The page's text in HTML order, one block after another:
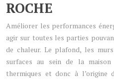
ROCHE
Améliorer les performances
agir sur toutes les parties
de chaleur. Le plafond, les
surfaces au sein de la
thermiques et donc à l’origine